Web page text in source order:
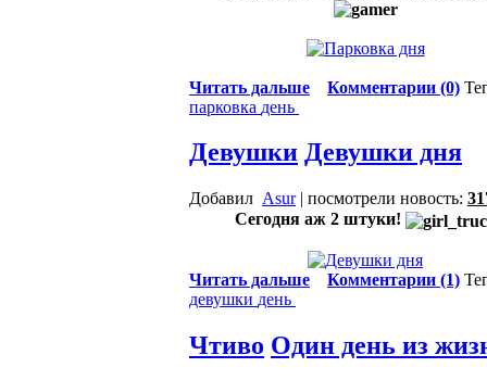
Читать дальше Комментарии (0)
парковка день
Девушки Девушки дня
Добавил Asur| посмотрели новость:
Сегодня аж 2 штуки!
Читать дальше Комментарии (1)
девушки день
Чтиво Один день из